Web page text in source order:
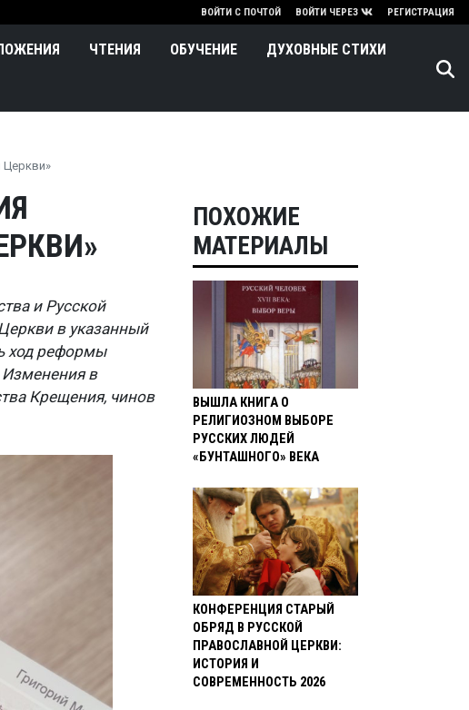
ВОЙТИ С ПОЧТОЙ ВОЙТИ ЧЕРЕЗ РЕГИСТРАЦИЯ
ЧТЕНИЯ ОБУЧЕНИЕ ДУХОВНЫЕ СТИХИ
Церкви»
и Русской
в указанный
ход реформы
Изменения в
Крещения, чинов
ПОХОЖИЕ
МАТЕРИАЛЫ
ВЫШЛА КНИГА О
РЕЛИГИОЗНОМ ВЫБОРЕ
РУССКИХ ЛЮДЕЙ
«БУНТАШНОГО» ВЕКА
КОНФЕРЕНЦИЯ СТАРЫЙ
ОБРЯД В РУССКОЙ
ПРАВОСЛАВНОЙ ЦЕРКВИ:
ИСТОРИЯ И
СОВРЕМЕННОСТЬ 2026